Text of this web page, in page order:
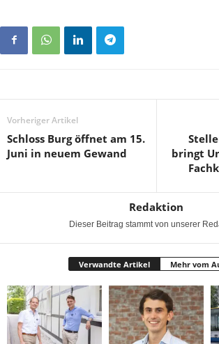
Vorheriger Artikel
Schloss Burg öffnet am 15.
Juni in neuem Gewand
bringt
Redaktion
Dieser Beitrag stammt von unserer
Verwandte Artikel Mehr vom